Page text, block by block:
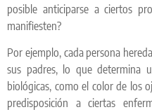
posible anticiparse a ciertos
manifiesten?
Por ejemplo, cada persona
sus padres, lo que determina
biológicas, como el color de los
predisposición a ciertas